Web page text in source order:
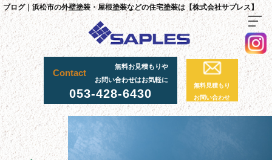
ブログ｜浜松市の外壁塗装・屋根塗装などの住宅塗装は【株式会社サプレス】
Contact
無料お見積もりや
お問い合わせはお気軽に
053-428-6430
無料見積もり
お問い合わせ
TOP
料金・施工までの流れ
サプレスが選ばれる理由
外壁・屋根塗装工事
足場工事について